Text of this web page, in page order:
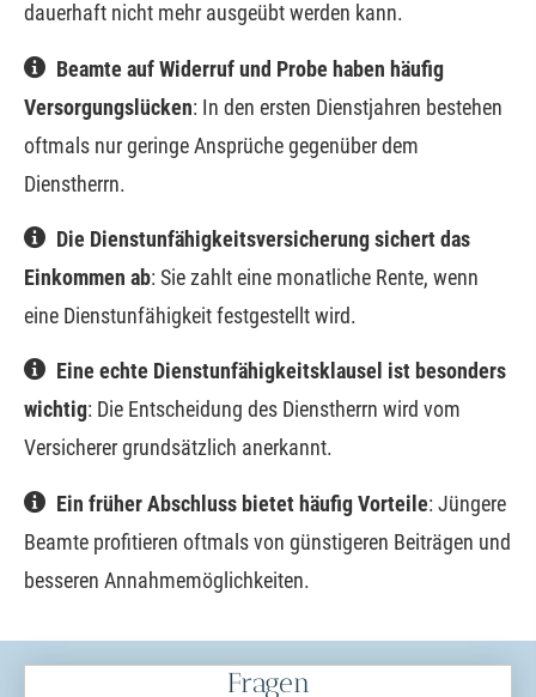
dauerhaft nicht mehr ausgeübt werden kann.
Beamte auf Widerruf und Probe haben häufig
Versorgungslücken: In den ersten Dienstjahren bestehen
oftmals nur geringe Ansprüche gegenüber dem
Dienstherrn.
Die Dienstunfähigkeitsversicherung sichert das
Einkommen ab: Sie zahlt eine monatliche Rente, wenn
eine Dienstunfähigkeit festgestellt wird.
Eine echte Dienstunfähigkeitsklausel ist besonders
wichtig: Die Entscheidung des Dienstherrn wird vom
Versicherer grundsätzlich anerkannt.
Ein früher Abschluss bietet häufig Vorteile: Jüngere
Beamte profitieren oftmals von günstigeren Beiträgen und
besseren Annahmemöglichkeiten.
Fragen